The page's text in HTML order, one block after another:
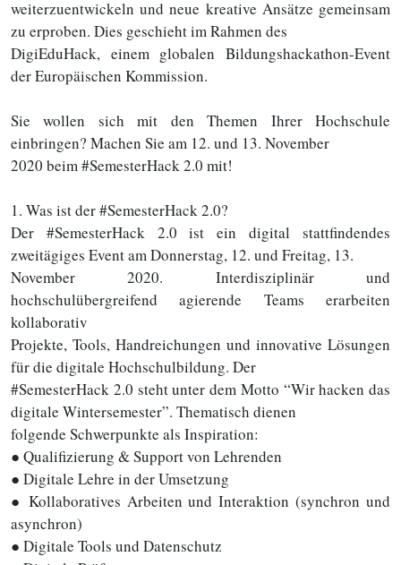
weiterzuentwickeln und neue kreative Ansätze gemeinsam
zu erproben. Dies geschieht im Rahmen des
DigiEduHack, einem globalen Bildungshackathon-Event
der Europäischen Kommission.
Sie wollen sich mit den Themen Ihrer Hochschule
einbringen? Machen Sie am 12. und 13. November
2020 beim #SemesterHack 2.0 mit!
1. Was ist der #SemesterHack 2.0?
Der #SemesterHack 2.0 ist ein digital stattfindendes
zweitägiges Event am Donnerstag, 12. und Freitag, 13.
November 2020. Interdisziplinär und
hochschulübergreifend agierende Teams erarbeiten
kollaborativ
Projekte, Tools, Handreichungen und innovative Lösungen
für die digitale Hochschulbildung. Der
#SemesterHack 2.0 steht unter dem Motto “Wir hacken das
digitale Wintersemester”. Thematisch dienen
folgende Schwerpunkte als Inspiration:
● Qualifizierung & Support von Lehrenden
● Digitale Lehre in der Umsetzung
● Kollaboratives Arbeiten und Interaktion (synchron und
asynchron)
● Digitale Tools und Datenschutz